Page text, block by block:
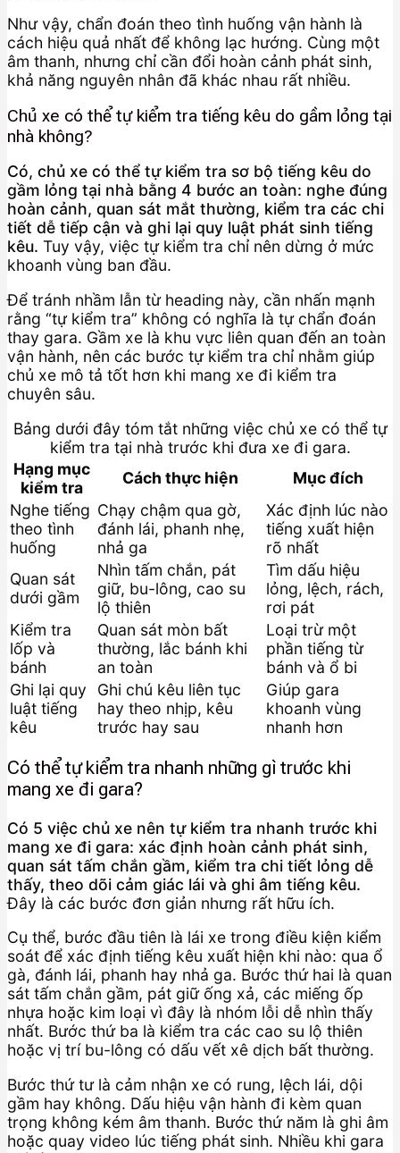
Như vậy, chẩn đoán theo tình huống vận hành là
cách hiệu quả nhất để không lạc hướng. Cùng một
âm thanh, nhưng chỉ cần đổi hoàn cảnh phát sinh,
khả năng nguyên nhân đã khác nhau rất nhiều.
Chủ xe có thể tự kiểm tra tiếng kêu do gầm lỏng tại
nhà không?
Có, chủ xe có thể tự kiểm tra sơ bộ tiếng kêu do
gầm lỏng tại nhà bằng 4 bước an toàn: nghe đúng
hoàn cảnh, quan sát mắt thường, kiểm tra các chi
tiết dễ tiếp cận và ghi lại quy luật phát sinh tiếng
kêu. Tuy vậy, việc tự kiểm tra chỉ nên dừng ở mức
khoanh vùng ban đầu.
Để tránh nhầm lẫn từ heading này, cần nhấn mạnh
rằng “tự kiểm tra” không có nghĩa là tự chẩn đoán
thay gara. Gầm xe là khu vực liên quan đến an toàn
vận hành, nên các bước tự kiểm tra chỉ nhằm giúp
chủ xe mô tả tốt hơn khi mang xe đi kiểm tra
chuyên sâu.
Bảng dưới đây tóm tắt những việc chủ xe có thể tự
kiểm tra tại nhà trước khi đưa xe đi gara.
Hạng mục
kiểm tra
Cách thực hiện
Mục đích
Nghe tiếng
theo tình
huống
Chạy chậm qua gờ,
đánh lái, phanh nhẹ,
nhả ga
Xác định lúc nào
tiếng xuất hiện
rõ nhất
Quan sát
dưới gầm
Nhìn tấm chắn, pát
giữ, bu-lông, cao su
lộ thiên
Tìm dấu hiệu
lỏng, lệch, rách,
rơi pát
Kiểm tra
lốp và
bánh
Quan sát mòn bất
thường, lắc bánh khi
an toàn
Loại trừ một
phần tiếng từ
bánh và ổ bi
Ghi lại quy
luật tiếng
kêu
Ghi chú kêu liên tục
hay theo nhịp, kêu
trước hay sau
Giúp gara
khoanh vùng
nhanh hơn
Có thể tự kiểm tra nhanh những gì trước khi
mang xe đi gara?
Có 5 việc chủ xe nên tự kiểm tra nhanh trước khi
mang xe đi gara: xác định hoàn cảnh phát sinh,
quan sát tấm chắn gầm, kiểm tra chi tiết lỏng dễ
thấy, theo dõi cảm giác lái và ghi âm tiếng kêu.
Đây là các bước đơn giản nhưng rất hữu ích.
Cụ thể, bước đầu tiên là lái xe trong điều kiện kiểm
soát để xác định tiếng kêu xuất hiện khi nào: qua ổ
gà, đánh lái, phanh hay nhả ga. Bước thứ hai là quan
sát tấm chắn gầm, pát giữ ống xả, các miếng ốp
nhựa hoặc kim loại vì đây là nhóm lỗi dễ nhìn thấy
nhất. Bước thứ ba là kiểm tra các cao su lộ thiên
hoặc vị trí bu-lông có dấu vết xê dịch bất thường.
Bước thứ tư là cảm nhận xe có rung, lệch lái, dội
gầm hay không. Dấu hiệu vận hành đi kèm quan
trọng không kém âm thanh. Bước thứ năm là ghi âm
hoặc quay video lúc tiếng phát sinh. Nhiều khi gara